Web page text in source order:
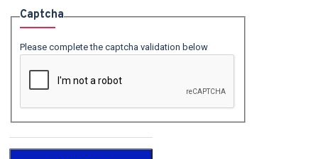
Captcha
Please complete the captcha validation below